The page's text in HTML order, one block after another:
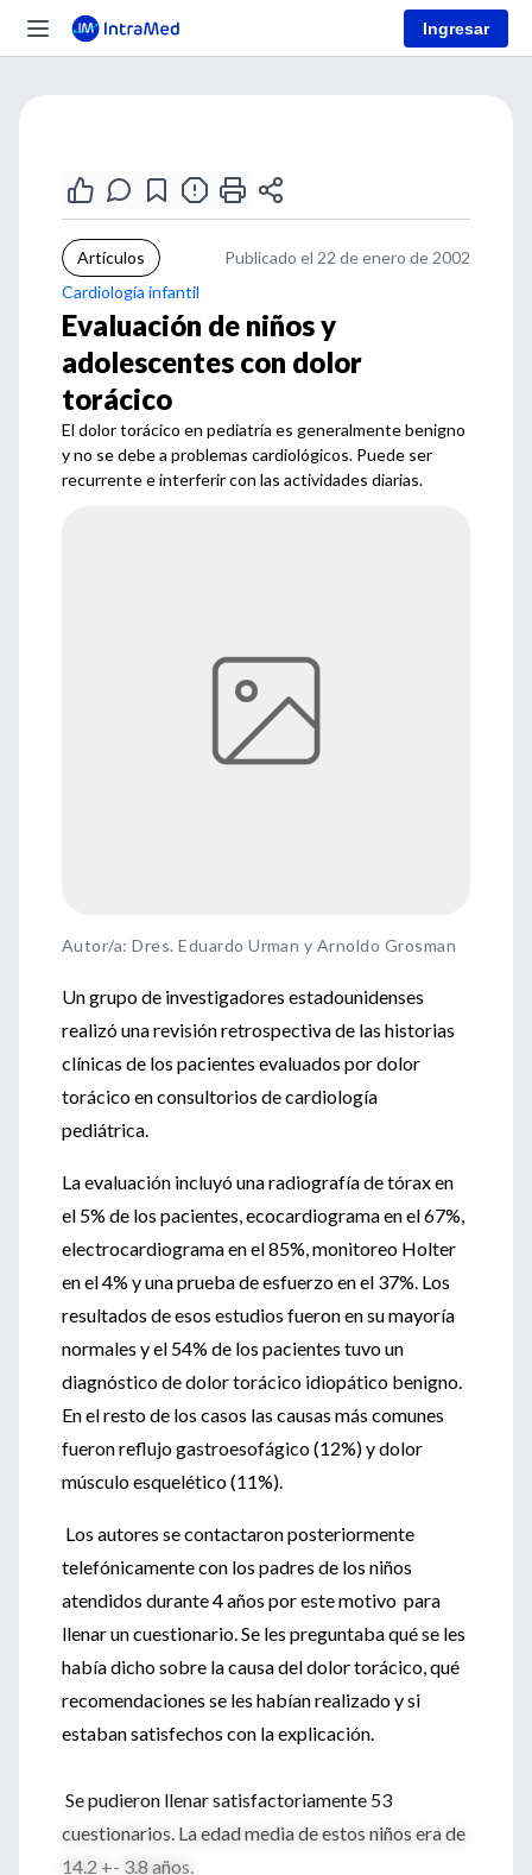
Ingresar
Artículos
Publicado el 22 de enero de 2002
Cardiología infantil
Evaluación de niños y
adolescentes con dolor
torácico
El dolor torácico en pediatría es generalmente benigno
y no se debe a problemas cardiológicos. Puede ser
recurrente e interferir con las actividades diarias.
Autor/a: Dres. Eduardo Urman y Arnoldo Grosman
Un grupo de investigadores estadounidenses
realizó una revisión retrospectiva de las historias
clínicas de los pacientes evaluados por dolor
torácico en consultorios de cardiología
pediátrica.
La evaluación incluyó una radiografía de tórax en
el 5% de los pacientes, ecocardiograma en el 67%,
electrocardiograma en el 85%, monitoreo Holter
en el 4% y una prueba de esfuerzo en el 37%. Los
resultados de esos estudios fueron en su mayoría
normales y el 54% de los pacientes tuvo un
diagnóstico de dolor torácico idiopático benigno.
En el resto de los casos las causas más comunes
fueron reflujo gastroesofágico (12%) y dolor
músculo esquelético (11%).
Los autores se contactaron posteriormente
telefónicamente con los padres de los niños
atendidos durante 4 años por este motivo para
llenar un cuestionario. Se les preguntaba qué se les
había dicho sobre la causa del dolor torácico, qué
recomendaciones se les habían realizado y si
estaban satisfechos con la explicación.
Se pudieron llenar satisfactoriamente 53
cuestionarios. La edad media de estos niños era de
14.2 +- 3.8 años.